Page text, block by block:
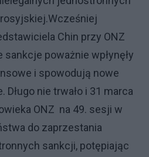
Chin przy ONZ
sankcje poważnie wpłynęły
i spowodują nowe
nie trwało i 31 marca
ONZ na 49. sesji w
do zaprzestania
sankcji, potępiając